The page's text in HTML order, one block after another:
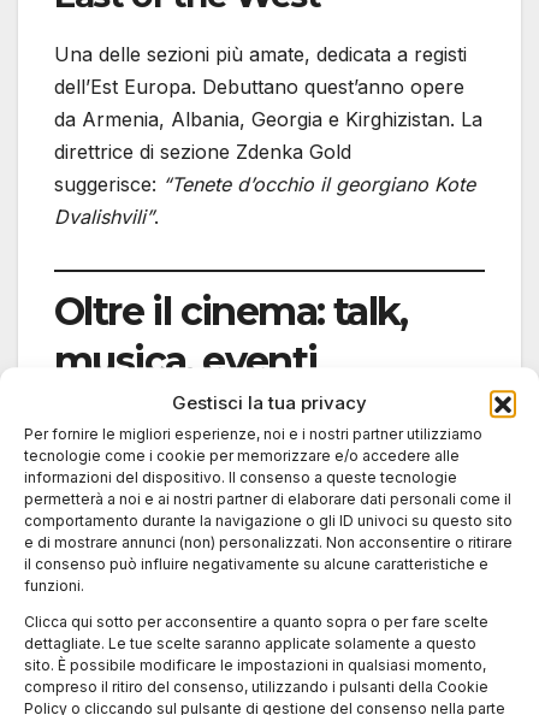
Gestisci la tua privacy
Per fornire le migliori esperienze, noi e i nostri partner utilizziamo
tecnologie come i cookie per memorizzare e/o accedere alle
informazioni del dispositivo. Il consenso a queste tecnologie
permetterà a noi e ai nostri partner di elaborare dati personali come il
comportamento durante la navigazione o gli ID univoci su questo sito
e di mostrare annunci (non) personalizzati. Non acconsentire o ritirare
il consenso può influire negativamente su alcune caratteristiche e
funzioni.
Clicca qui sotto per acconsentire a quanto sopra o per fare scelte
dettagliate. Le tue scelte saranno applicate solamente a questo
sito. È possibile modificare le impostazioni in qualsiasi momento,
compreso il ritiro del consenso, utilizzando i pulsanti della Cookie
Policy o cliccando sul pulsante di gestione del consenso nella parte
Una delle sezioni più amate, dedicata a registi
dell’Est Europa. Debuttano quest’anno opere
da Armenia, Albania, Georgia e Kirghizistan. La
direttrice di sezione Zdenka Gold
suggerisce: “Tenete d’occhio il georgiano Kote
Dvalishvili”.
Oltre il cinema: talk,
musica, eventi
Non solo proiezioni. Il programma 2025
prevede:
Masterclass conAlice
RohrwachereRadu Jude
sonorizzazione live di film muti
“Midnight Madness”: horror, docu-
sperimentali e film queer dalle 23 in poi